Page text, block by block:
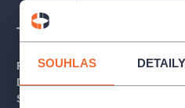
SOUHLAS DETAILY
TVŮRCI A OBSAZENÍ
Režie:Jan Schmid
Dramaturgie:Jaroslav Etlík
Scéna: